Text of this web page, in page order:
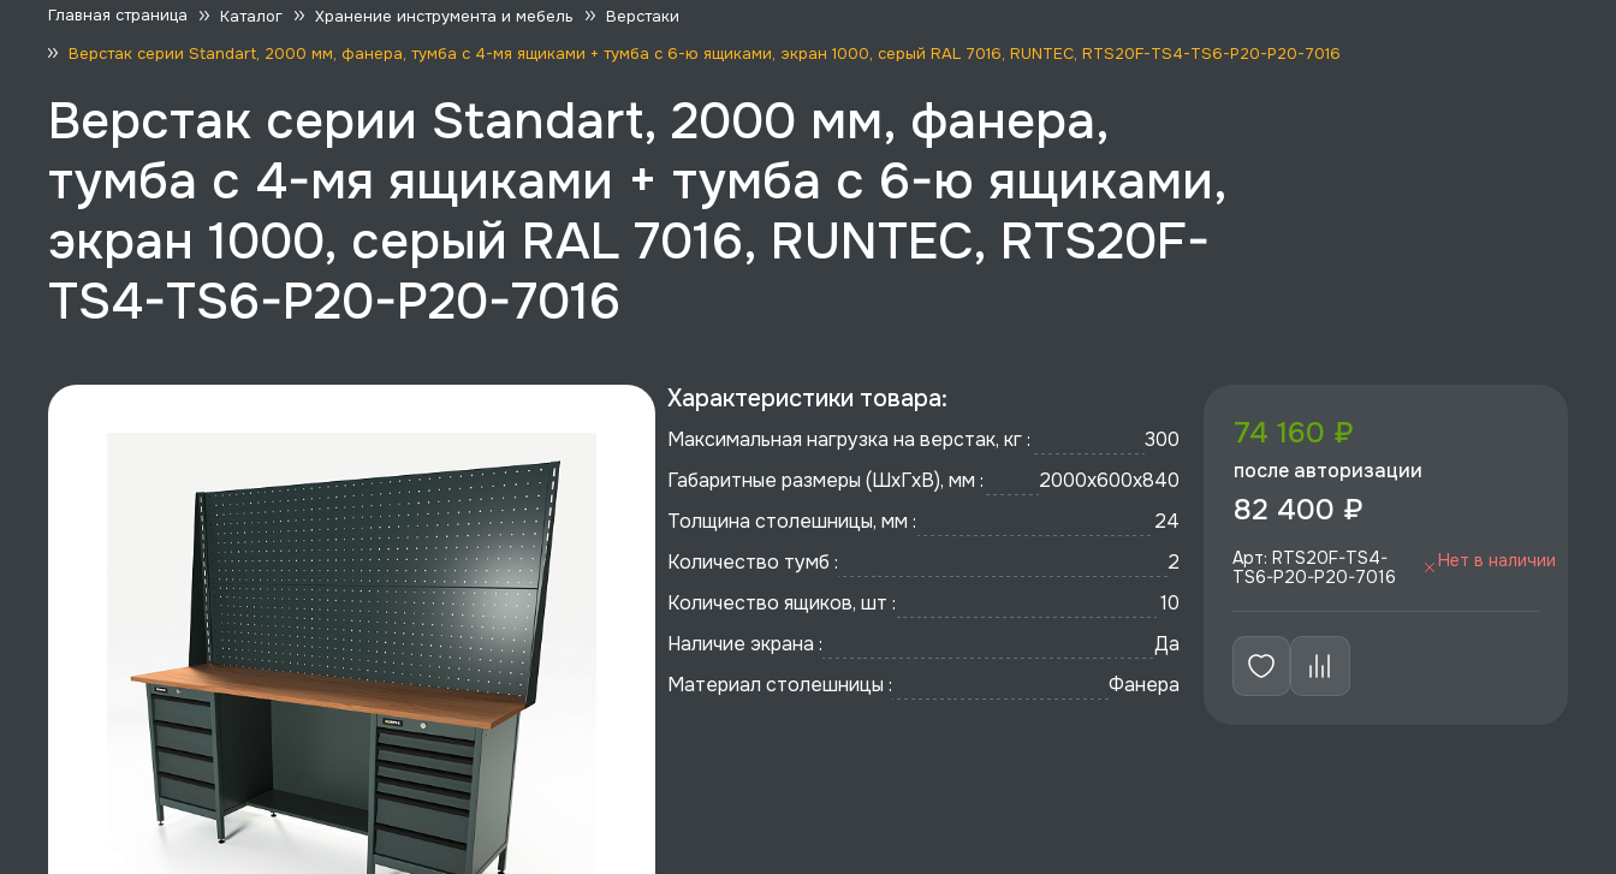
Главная страница Каталог Хранение инструмента и мебель
Верстаки
Верстак серии Standart, 2000 мм, фанера, тумба с 4-мя ящиками + тумба с 6-ю ящиками, экран 1000, серый RAL 7016, RUNTEC, RTS20F-TS4-TS6-P20-P20-7016
Верстак серии Standart, 2000 мм, фанера,
тумба с 4-мя ящиками + тумба с 6-ю ящиками,
экран 1000, серый RAL 7016, RUNTEC, RTS20F-
TS4-TS6-P20-P20-7016
Характеристики товара:
Максимальная нагрузка на верстак, кг :
300
Габаритные размеры (ШхГхВ), мм :
2000x600х840
Толщина столешницы, мм :
24
Количество тумб :
2
Количество ящиков, шт :
10
Наличие экрана :
Да
Материал столешницы :
Фанера
74 160 ₽
после авторизации
82 400 ₽
Арт: RTS20F-TS4-
TS6-P20-P20-7016
Нет в наличии